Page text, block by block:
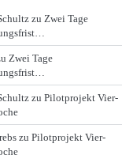
zu Zwei Tage
Zwei Tage
zuPilotprojekt Vier-
zuPilotprojekt Vier-